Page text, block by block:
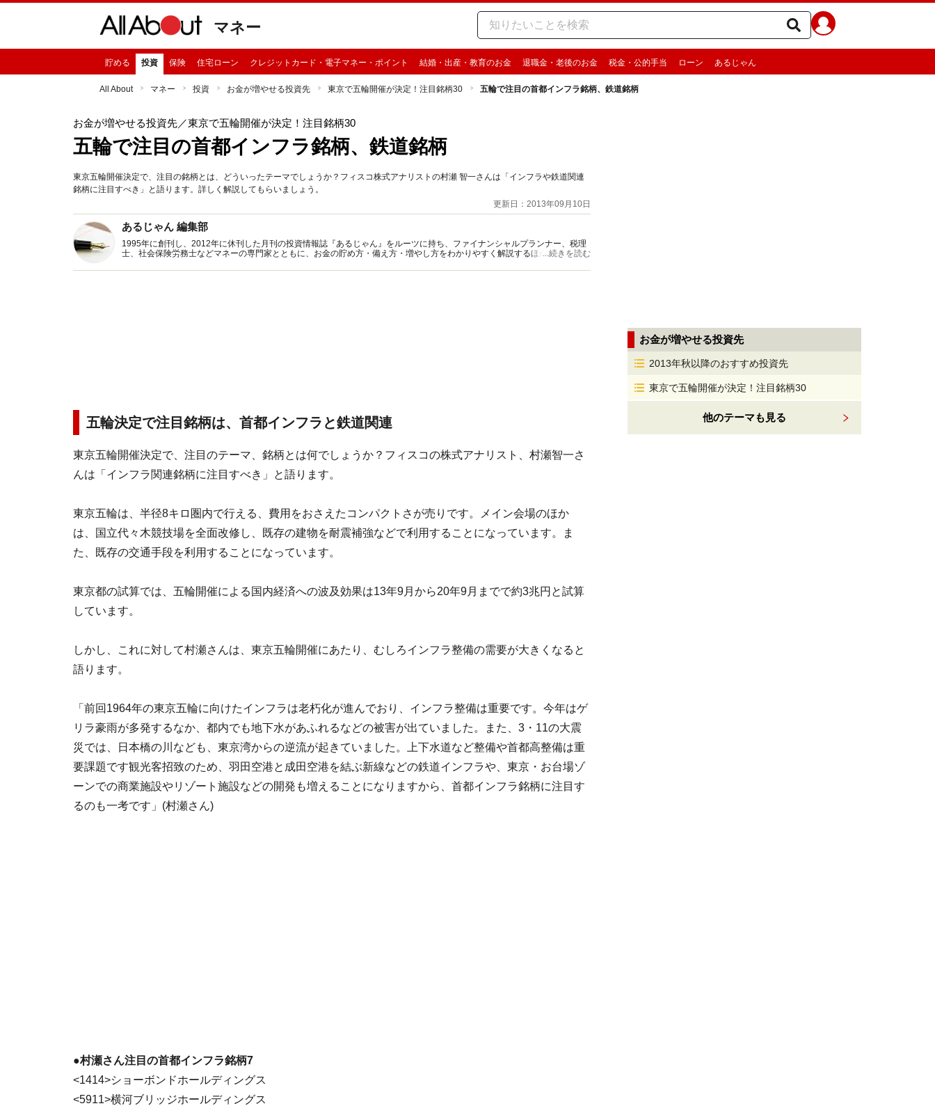
マネー
貯める 投資 保険 住宅ローン クレジットカード・電子マネー・ポイント 結婚・出産・教育のお金 退職金・老後のお金 税金・公的手当 ローン あるじゃん
All About マネー 投資 お金が増やせる投資先 東京で五輪開催が決定！注目銘柄30 五輪で注目の首都インフラ銘柄、鉄道銘柄
お金が増やせる投資先／東京で五輪開催が決定！注目銘柄30
五輪で注目の首都インフラ銘柄、鉄道銘柄
東京五輪開催決定で、注目の銘柄とは、どういったテーマでしょうか？フィスコ株式アナリストの村瀬 智一さんは「インフラや鉄道関連
銘柄に注目すべき」と語ります。詳しく解説してもらいましょう。
更新日：2013年09月10日
あるじゃん 編集部
1995年に創刊し、2012年に休刊した月刊の投資情報誌『あるじゃん』をルーツに持ち、ファイナンシャルプランナー、税理
士、社会保険労務士などマネーの専門家とともに、お金の貯め方・備え方・増やし方をわかりやすく解説するほか、マネー最
...続きを読む
五輪決定で注目銘柄は、首都インフラと鉄道関連
東京五輪開催決定で、注目のテーマ、銘柄とは何でしょうか？フィスコの株式アナリスト、村瀬智一さ
んは「インフラ関連銘柄に注目すべき」と語ります。
東京五輪は、半径8キロ圏内で行える、費用をおさえたコンパクトさが売りです。メイン会場のほか
は、国立代々木競技場を全面改修し、既存の建物を耐震補強などで利用することになっています。ま
た、既存の交通手段を利用することになっています。
東京都の試算では、五輪開催による国内経済への波及効果は13年9月から20年9月までで約3兆円と試算
しています。
しかし、これに対して村瀬さんは、東京五輪開催にあたり、むしろインフラ整備の需要が大きくなると
語ります。
「前回1964年の東京五輪に向けたインフラは老朽化が進んでおり、インフラ整備は重要です。今年はゲ
リラ豪雨が多発するなか、都内でも地下水があふれるなどの被害が出ていました。また、3・11の大震
災では、日本橋の川なども、東京湾からの逆流が起きていました。上下水道など整備や首都高整備は重
要課題です観光客招致のため、羽田空港と成田空港を結ぶ新線などの鉄道インフラや、東京・お台場ゾ
ーンでの商業施設やリゾート施設などの開発も増えることになりますから、首都インフラ銘柄に注目す
るのも一考です」(村瀬さん)
●村瀬さん注目の首都インフラ銘柄7
<1414>ショーボンドホールディングス
<5911>横河ブリッジホールディングス
お金が増やせる投資先
2013年秋以降のおすすめ投資先
東京で五輪開催が決定！注目銘柄30
他のテーマも見る